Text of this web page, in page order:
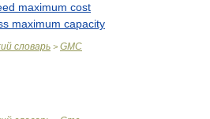
maximum cost
maximum capacity
словарь > GMC